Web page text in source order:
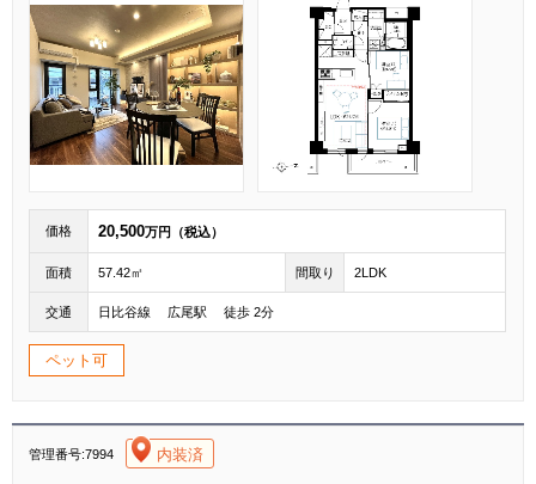
価格 20,500万円（税込）
面積 57.42㎡ 間取り 2LDK
交通 日比谷線 広尾駅 徒歩 2分
ペット可
管理番号:7994 内装済
[004]